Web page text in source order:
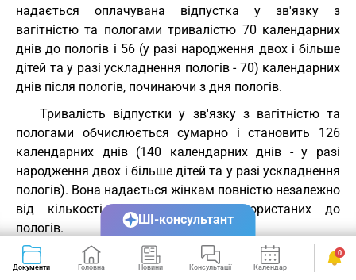
надається оплачувана відпустка у зв'язку з
вагітністю та пологами тривалістю 70 календарних
днів до пологів і 56 (у разі народження двох і більше
дітей та у разі ускладнення пологів - 70) календарних
днів після пологів, починаючи з дня пологів.
Тривалість відпустки у зв'язку з вагітністю та
пологами обчислюється сумарно і становить 126
календарних днів (140 календарних днів - у разі
народження двох і більше дітей та у разі ускладнення
пологів). Вона надається жінкам повністю незалежно
від кількості днів, фактично використаних до
пологів.
За бажанням жінки їй надається відпустка для
догляду за дитиною до досягнення нею трирічного
Документи Головна Новини Консультації Календар Сервіси
0
ШІ-консультант